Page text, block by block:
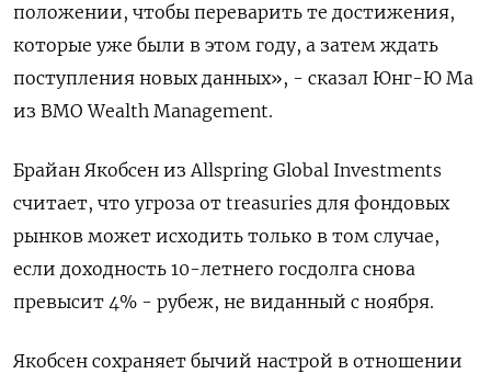
положении, чтобы переварить те достижения,
которые уже были в этом году, а затем ждать
поступления новых данных», - сказал Юнг-Ю Ма
из BMO Wealth Management.
Брайан Якобсен из Allspring Global Investments
считает, что угроза от treasuries для фондовых
рынков может исходить только в том случае,
если доходность 10-летнего госдолга снова
превысит 4% - рубеж, не виданный с ноября.
Якобсен сохраняет бычий настрой в отношении